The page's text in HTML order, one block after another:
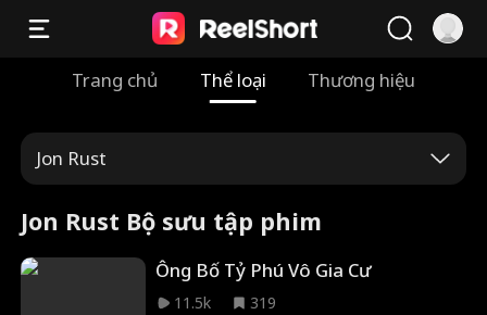
Trang chủ Thể loại Thương hiệu
Jon Rust
Jon Rust Bộ sưu tập phim
Ông Bố Tỷ Phú Vô Gia Cư
11.5k
319